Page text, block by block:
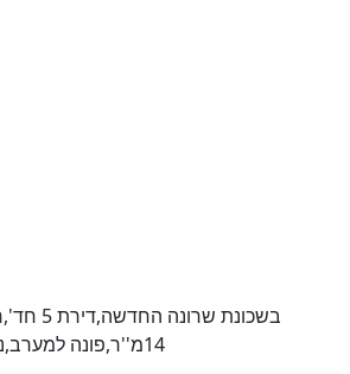
בשכונת
14מ''ר,פונה למערב,נוף פתוח,2חניות,מיידי